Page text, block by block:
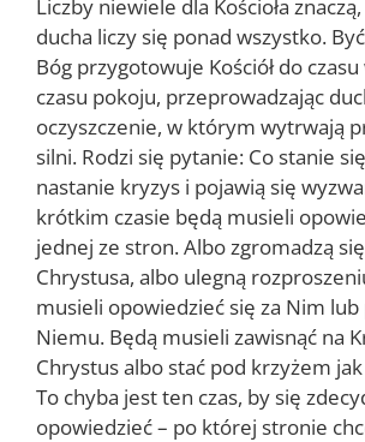
Liczby niewiele dla Kościoła
ducha liczy się ponad wszystko.
Bóg przygotowuje Kościół do
czasu pokoju, przeprowadzając
oczyszczenie, w którym wytrwają
silni. Rodzi się pytanie: Co stanie
nastanie kryzys i pojawią się
krótkim czasie będą musieli
jednej ze stron. Albo zgromadzą
Chrystusa, albo ulegną
musieli opowiedzieć się za Nim
Niemu. Będą musieli zawisnąć na
Chrystus albo stać pod krzyżem
To chyba jest ten czas, by się
opowiedzieć – po której stronie